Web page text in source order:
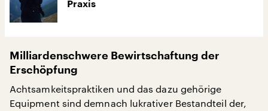
Praxis
Milliardenschwere Bewirtschaftung der
Erschöpfung
Achtsamkeitspraktiken und das dazu gehörige
Equipment sind demnach lukrativer Bestandteil der,